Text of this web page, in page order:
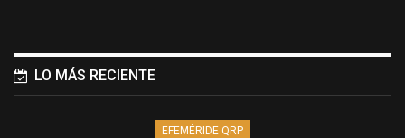
LO MÁS RECIENTE
EFEMÉRIDE QRP